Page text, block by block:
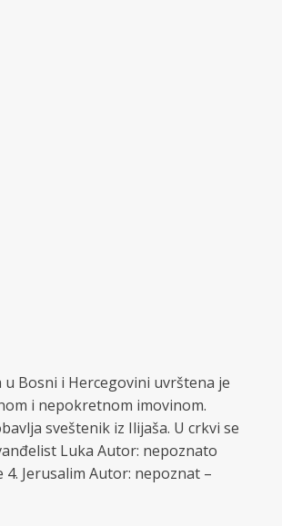
Bosni i Hercegovini uvrštena je
i nepokretnom imovinom.
sveštenik iz Ilijaša. U crkvi se
Luka Autor: nepoznato
Jerusalim Autor: nepoznat –